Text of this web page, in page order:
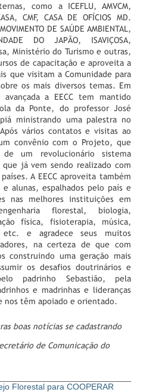
como a ICEFLU, AMVCM,
CMF, CASA DE OFÍCIOS MD.
DE SAÚDE AMBIENTAL,
DO JAPÃO, ISAVIÇOSA,
Ministério do Turismo e outras,
de capacitação e aproveita a
que visitam a Comunidade para
os mais diversos temas. Em
a EECC tem mantido
da Ponte, do professor José
ministrando uma palestra no
vários contatos e visitas ao
convênio com o Projeto, que
um revolucionário sistema
já vem sendo realizado com
A EECC aproveita também
e alunas, espalhados pelo país e
nas melhores instituições em
florestal, biologia,
física, fisioterapia, música,
etc. e agradece seus muitos
na certeza de que com
construindo uma geração mais
os desafios doutrinários e
padrinho Sebastião, pela
e madrinhas e lideranças
nos têm apoiado e orientado.
boas notícias se cadastrando
de Comunicação do
Florestal para COOPERAR